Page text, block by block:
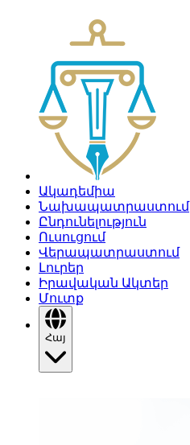
Ակադեմիա
Նախապատրաստում
Ընդունելություն
Ուսուցում
Վերապատրաստում
Լուրեր
Իրավական Ակտեր
Մուտք
Հայ